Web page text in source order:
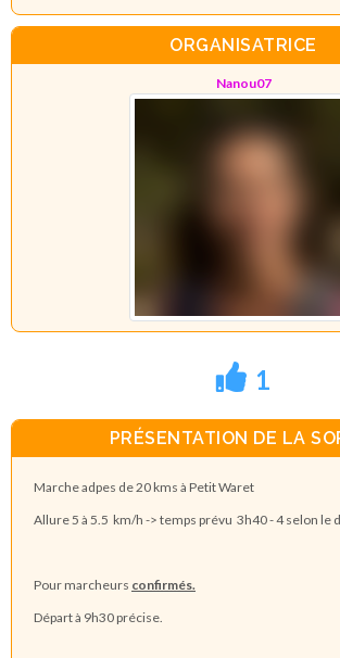
ORGANISATRICE
Nanou07
1
PRÉSENTATION DE LA
Marche adpes de 20 kms à Petit Waret
Allure 5 à 5.5 km/h -> temps prévu 3h40 - 4 selon le
Pour marcheurs confirmés.
Départ à 9h30 précise.